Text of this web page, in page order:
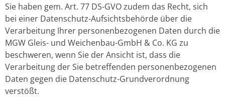
Sie haben gem. Art. 77 DS-GVO zudem das Recht, sich
bei einer Datenschutz-Aufsichtsbehörde über die
Verarbeitung Ihrer personenbezogenen Daten durch die
MGW Gleis- und Weichenbau-GmbH & Co. KG zu
beschweren, wenn Sie der Ansicht ist, dass die
Verarbeitung der Sie betreffenden personenbezogenen
Daten gegen die Datenschutz-Grundverordnung
verstößt.